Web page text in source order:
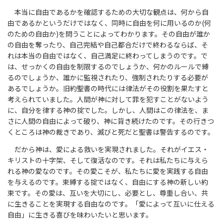
本当に自由であるかを確認するための大切な観点は、何から自
由であるかというだけではなく、同時に自由を何に用いるのか(何
のための自由か)を問うことによってわかります。その自由が誰か
の自由を奪ったり、自己完結や自己都合だけで終わるならば、そ
れは本当の自由ではなく、自己満足に終わってしまうのです。で
は、せっかくの自由を制限するのでしょうか、何かのルールで縛
るのでしょうか、誰かに監視されたり、強制されたりする必要が
あるでしょうか。旧約聖書の時代には律法がその役割を果たすと
考えられていました。人間が神に対して罪を犯すことがないよう
に、自分を律する神の掟でした。しかし、人間はこの律法を、ま
さに人間の自由によって破り、神に背き続けたのです。その行きつ
くところは神の裁きであり、滅びと死だと聖書は警告するのです。
だから神は、愛による救いを実現されました。それがイエス・
キリストの十字架、そして復活なのです。それは私たちに与えら
れる神の愛なのです。その愛こそが、私たちに愛を実践する自由
を与えるのです。束縛する掟ではなく、自由にする神の新しい約
束です。その愛は、互いを大切にし、必要とし、尊重し合い、共
に生きることを実現する自由なのです。「愛によって互いに仕える
自由」に生きる喜びを味わいたいと思います。